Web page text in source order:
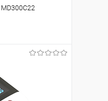
Недоступно